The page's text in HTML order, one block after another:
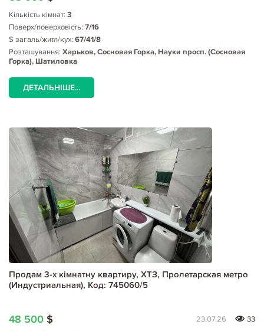
Кількість кімнат: 3
Поверх/поверховість: 7/16
S загаль/житл/кух: 67/41/8
Розташування: Харьков, Сосновая Горка, Науки просп. (Сосновая
Горка), Шатиловка
ДЕТАЛЬНІШЕ...
Продам 3-х кімнатну квартиру, ХТЗ, Пролетарская метро
(Индустриальная), Код: 745060/5
48 500 $ 23.07.26
33